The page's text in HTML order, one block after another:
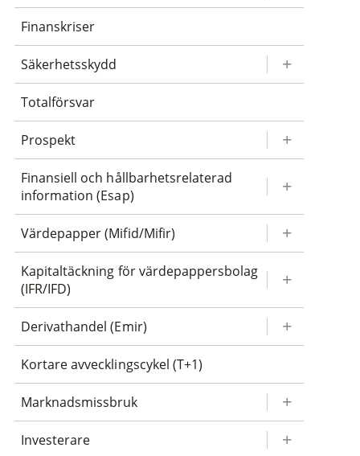
Finanskriser
Säkerhetsskydd
Totalförsvar
Prospekt
Finansiell och hållbarhetsrelaterad
information (Esap)
Värdepapper (Mifid/Mifir)
Kapitaltäckning för värdepappersbolag
(IFR/IFD)
Derivathandel (Emir)
Kortare avvecklingscykel (T+1)
Marknadsmissbruk
Investerare